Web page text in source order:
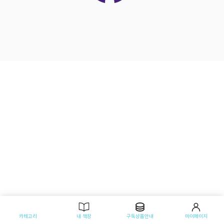
카테고리 내 책장 구독상품안내 마이페이지